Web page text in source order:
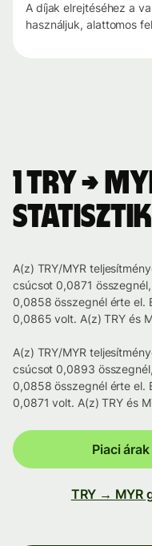
A díjak elrejtéséhez a
használjuk, alattomos
1 TRY →
A(z) TRY/MYR
csúcsot 0,0871
0,0858 összegnél érte el.
0,0865 volt. A(z) TRY és
A(z) TRY/MYR
csúcsot 0,0893
0,0858 összegnél érte el.
0,0871 volt. A(z) TRY és
Piaci
TRY → MYR